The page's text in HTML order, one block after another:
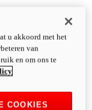
u akkoord met het
van
en om ons te
COOKIES